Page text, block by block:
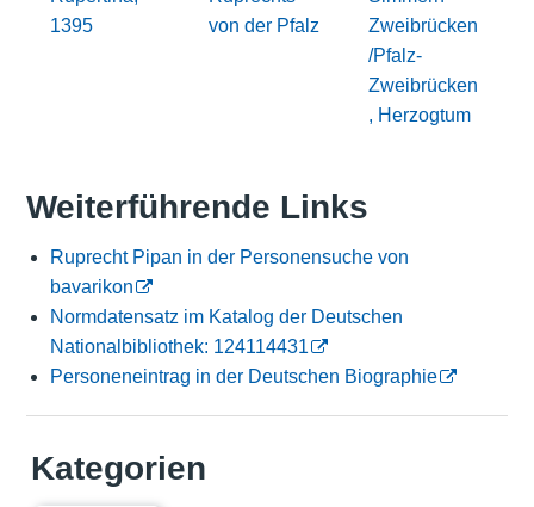
1395
von der Pfalz
Zweibrücken
/Pfalz-
Zweibrücken
, Herzogtum
Weiterführende Links
Ruprecht Pipan in der Personensuche von
bavarikon
Normdatensatz im Katalog der Deutschen
Nationalbibliothek: 124114431
Personeneintrag in der Deutschen Biographie
Kategorien